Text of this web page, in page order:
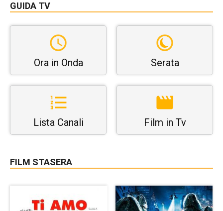
GUIDA TV
Ora in Onda Serata
Lista Canali Film in Tv
FILM STASERA